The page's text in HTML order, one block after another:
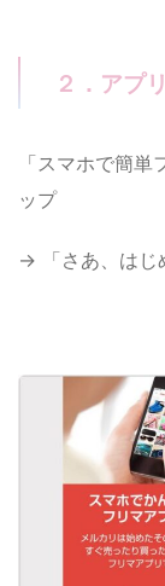
２．アプ
「スマホで簡
ップ
→ 「さあ、はじ